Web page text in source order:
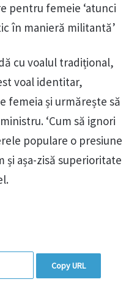
pentru femeie ‘atunci
în manieră militantă’
cu voalul tradițional,
voal identitar,
femeia și urmărește să
‘Cum să ignori
populare o presiune
și așa-zisă superioritate
Copy URL